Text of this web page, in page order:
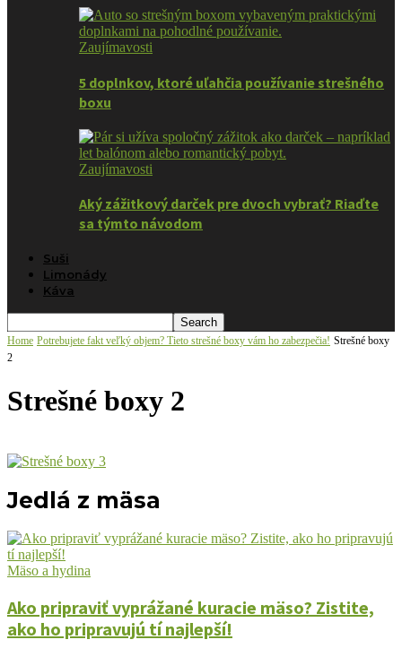
Zaujímavosti
5 doplnkov, ktoré uľahčia používanie strešného
boxu
Zaujímavosti
Aký zážitkový darček pre dvoch vybrať? Riaďte
sa týmto návodom
Suši
Limonády
Káva
Home Potrebujete fakt veľký objem? Tieto strešné boxy vám ho zabezpečia! Strešné boxy
2
Strešné boxy 2
Jedlá z mäsa
Mäso a hydina
Ako pripraviť vyprážané kuracie mäso? Zistite,
ako ho pripravujú tí najlepší!